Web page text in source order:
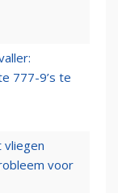
777-9’s te
vliegen
voor